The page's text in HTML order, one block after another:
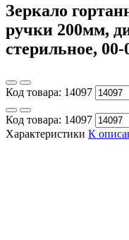
Зеркало
ручки 200мм,
стерильное, 00-
Код товара: 14097
Код товара: 14097
Характеристики К